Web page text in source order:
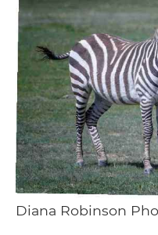
Diana Robinson